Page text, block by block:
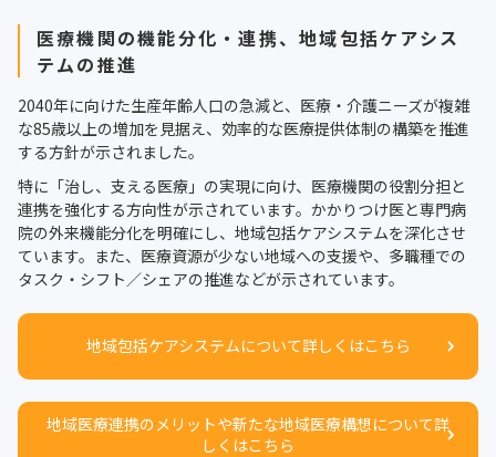
医療機関の機能分化・連携、地域包括ケアシス
テムの推進
2040年に向けた生産年齢人口の急減と、医療・介護ニーズが複雑
な85歳以上の増加を見据え、効率的な医療提供体制の構築を推進
する方針が示されました。
特に「治し、支える医療」の実現に向け、医療機関の役割分担と
連携を強化する方向性が示されています。かかりつけ医と専門病
院の外来機能分化を明確にし、地域包括ケアシステムを深化させ
ています。また、医療資源が少ない地域への支援や、多職種での
タスク・シフト／シェアの推進などが示されています。
地域包括ケアシステムについて詳しくはこちら
地域医療連携のメリットや新たな地域医療構想について詳
しくはこちら